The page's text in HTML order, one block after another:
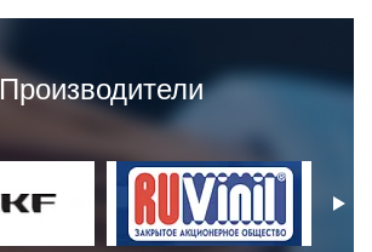
Производители